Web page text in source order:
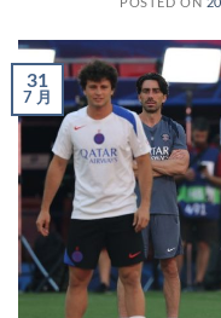
31
7 月